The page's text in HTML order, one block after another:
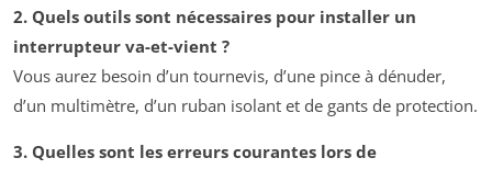
2. Quels outils sont nécessaires pour installer un
interrupteur va-et-vient ?
Vous aurez besoin d’un tournevis, d’une pince à dénuder,
d’un multimètre, d’un ruban isolant et de gants de protection.
3. Quelles sont les erreurs courantes lors de